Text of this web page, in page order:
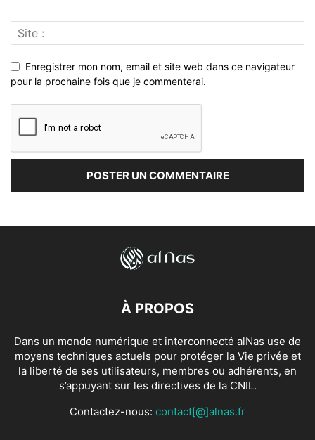
Enregistrer mon nom, email et site web dans ce navigateur
pour la prochaine fois que je commenterai.
À PROPOS
Dans un monde numérique et interconnecté alNas use de
moyens techniques actuels pour protéger la Vie privée et
la liberté de ses utilisateurs, membres ou adhérents, en
s’appuyant sur les directives de la CNIL.
Contactez-nous: contact[@]alnas.fr